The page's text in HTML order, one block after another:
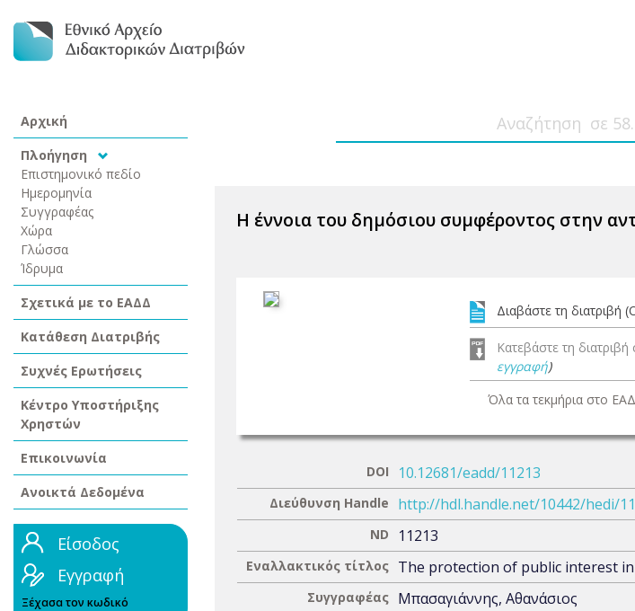
Αρχική
Πλοήγηση
Επιστημονικό πεδίο
Ημερομηνία
Συγγραφέας
Χώρα
Γλώσσα
Ίδρυμα
Σχετικά με το ΕΑΔΔ
Κατάθεση Διατριβής
Συχνές Ερωτήσεις
Κέντρο Υποστήριξης
Χρηστών
Επικοινωνία
Ανοικτά Δεδομένα
Είσοδος
Εγγραφή
Ξέχασα τον κωδικό
Η έννοια του δημόσιου συμφέροντος στην
Διαβάστε τη διατριβή
Κατεβάστε τη
εγγραφή)
Όλα τα τεκμήρια στο
DOI 10.12681/eadd/11213
Διεύθυνση Handle http://hdl.handle.net/10442/hedi/
ND 11213
Εναλλακτικός τίτλος The protection of public interest
Συγγραφέας Μπασαγιάννης, Αθανάσιος